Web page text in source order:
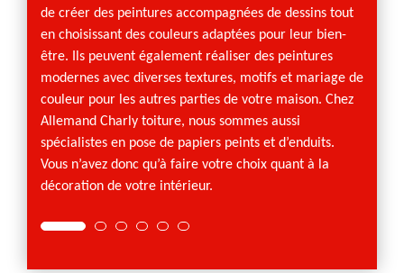
de créer des peintures accompagnées de dessins tout
en choisissant des couleurs adaptées pour leur bien-
être. Ils peuvent également réaliser des peintures
modernes avec diverses textures, motifs et mariage de
couleur pour les autres parties de votre maison. Chez
Allemand Charly toiture, nous sommes aussi
spécialistes en pose de papiers peints et d’enduits.
Vous n’avez donc qu’à faire votre choix quant à la
décoration de votre intérieur.